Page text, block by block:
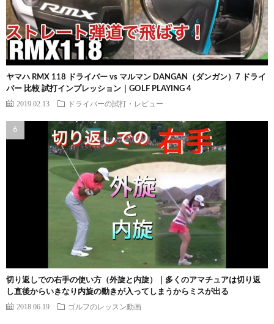
ヤマハ RMX 118 ドライバー vs マルマン DANGAN（ダンガン）7 ドライ
バー 比較 試打インプレッション｜GOLF PLAYING 4
2019.02.13 ドライバーの試打・レビュー
切り返しでの右手の使い方（外旋と内旋）｜多くのアマチュアは切り返
し直後からいきなり内旋の動きが入ってしまうからミスが出る
2018.06.19 ゴルフのレッスン動画